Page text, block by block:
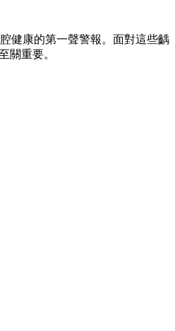
健康的第一聲警報。面對這些齲
關重要。